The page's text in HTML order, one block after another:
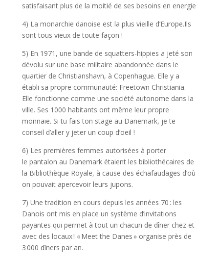
satisfaisant plus de la moitié de ses besoins en energie
4) La monarchie danoise est la plus vieille d’Europe.Ils
sont tous vieux de toute façon !
5) En 1971, une bande de squatters-hippies a jeté son
dévolu sur une base militaire abandonnée dans le
quartier de Christianshavn, à Copenhague. Elle y a
établi sa propre communauté: Freetown Christiania.
Elle fonctionne comme une société autonome dans la
ville. Ses 1000 habitants ont même leur propre
monnaie. Si tu fais ton stage au Danemark, je te
conseil d’aller y jeter un coup d’oeil !
6) Les premières femmes autorisées à porter
le pantalon au Danemark étaient les bibliothécaires de
la Bibliothèque Royale, à cause des échafaudages d’où
on pouvait apercevoir leurs jupons.
7) Une tradition en cours depuis les années 70 : les
Danois ont mis en place un système d’invitations
payantes qui permet à tout un chacun de dîner chez et
avec des locaux ! « Meet the Danes » organise près de
3 000 dîners par an.